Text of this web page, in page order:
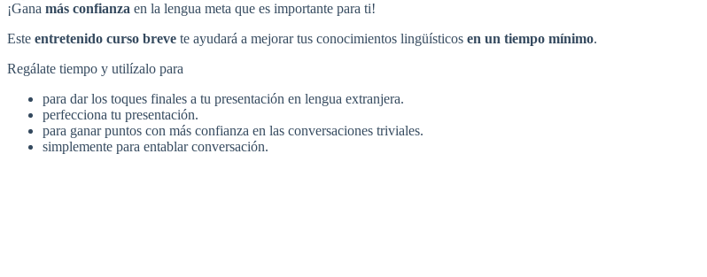
¡Gana más confianza en la lengua meta que es importante para ti!
Este entretenido curso breve te ayudará a mejorar tus conocimientos lingüísticos en un tiempo mínimo.
Regálate tiempo y utilízalo para
para dar los toques finales a tu presentación en lengua extranjera.
perfecciona tu presentación.
para ganar puntos con más confianza en las conversaciones triviales.
simplemente para entablar conversación.